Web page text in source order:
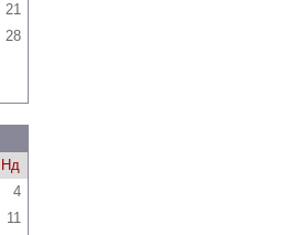
21
28
Нд
4
11